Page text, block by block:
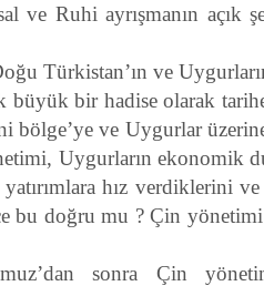
ve Ruhi ayrışmanın açık
Türkistan’ın ve
büyük bir hadise olarak
bölge’ye ve Uygurlar
Uygurların ekonomik
hız verdiklerini
bu doğru mu ? Çin
sonra Çin